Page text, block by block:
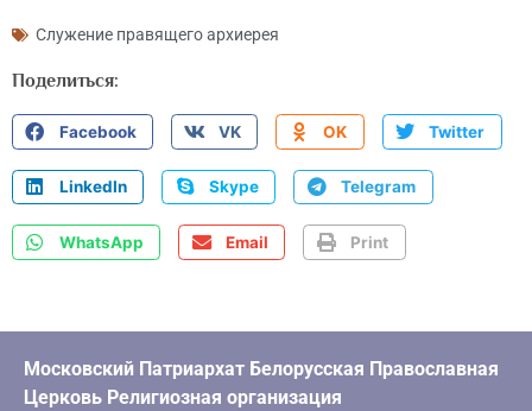
Служение правящего архиерея
Поделиться:
Facebook VK OK Twitter
LinkedIn Skype Telegram
WhatsApp Email Print
Московский Патриархат Белорусская Православная
Церковь Религиозная организация